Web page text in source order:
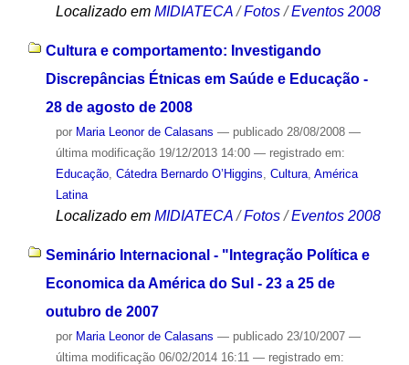
Localizado em MIDIATECA /Fotos /Eventos 2008
Cultura e comportamento: Investigando
Discrepâncias Étnicas em Saúde e Educação -
28 de agosto de 2008
por Maria Leonor de Calasans — publicado28/08/2008 —
última modificação19/12/2013 14:00 — registrado em:
Educação, Cátedra Bernardo O’Higgins Cultura, América
Latina
Localizado em MIDIATECA /Fotos /Eventos 2008
Seminário Internacional - "Integração Política e
Economica da América do Sul - 23 a 25 de
outubro de 2007
por Maria Leonor de Calasans — publicado23/10/2007 —
última modificação06/02/2014 16:11 — registrado em: